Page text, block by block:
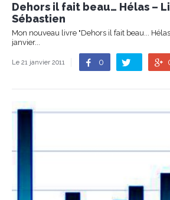
Dehors il fait beau… Hélas –
Sébastien
Mon nouveau livre "Dehors il fait beau...
janvier...
Le 21 janvier 2011 0